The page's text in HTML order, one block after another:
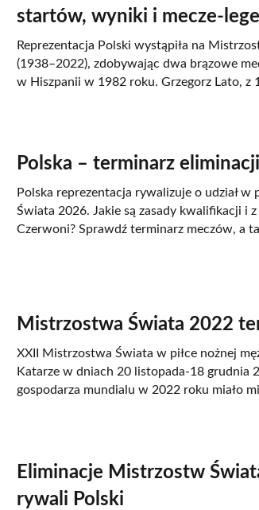
startów, wyniki i mecze-
Reprezentacja Polski wystąpiła na
(1938–2022), zdobywając dwa brązowe
w Hiszpanii w 1982 roku. Grzegorz Lato, z
Polska – terminarz
Polska reprezentacja rywalizuje o udział
Świata 2026. Jakie są zasady kwalifikacji i z
Czerwoni? Sprawdź terminarz meczów, a
Mistrzostwa Świata 2022
XXII Mistrzostwa Świata w piłce nożnej
Katarze w dniach 20 listopada-18 grudnia
gospodarza mundialu w 2022 roku miało
Eliminacje Mistrzostw
rywali Polski